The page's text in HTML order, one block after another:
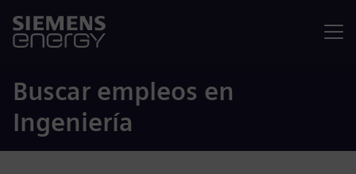
Buscar empleos en
Ingeniería